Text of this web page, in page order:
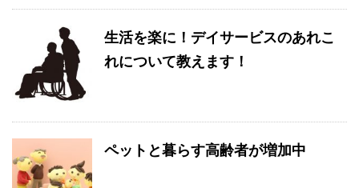
生活を楽に！デイサービスのあれこ
れについて教えます！
ペットと暮らす高齢者が増加中